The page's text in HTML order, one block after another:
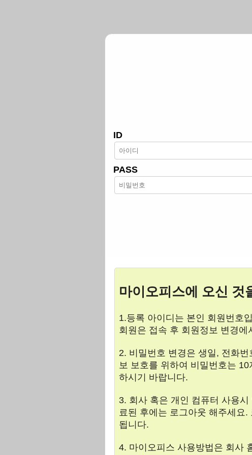
ID
PASS
마이오피스에 오신 것
1.등록 아이디는 본인 회원번호
회원은 접속 후 회원정보 변경
2. 비밀번호 변경은 생일, 전화
보 보호를 위하여 비밀번호는
하시기 바랍니다.
3. 회사 혹은 개인 컴퓨터 사용
료된 후에는 로그아웃 해주세요
됩니다.
4. 마이오피스 사용방법은 회사